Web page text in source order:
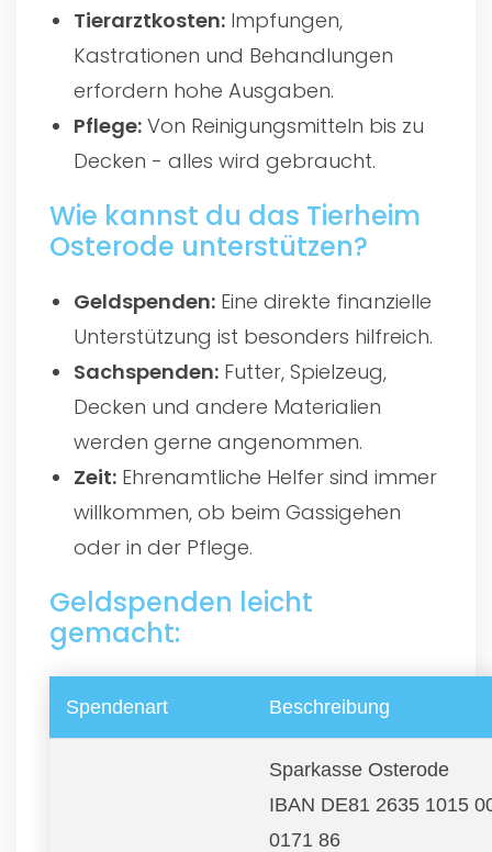
Tierarztkosten: Impfungen,
Kastrationen und Behandlungen
erfordern hohe Ausgaben.
Pflege: Von Reinigungsmitteln bis zu
Decken - alles wird gebraucht.
Wie kannst du das Tierheim
Osterode unterstützen?
Geldspenden: Eine direkte finanzielle
Unterstützung ist besonders hilfreich.
Sachspenden: Futter, Spielzeug,
Decken und andere Materialien
werden gerne angenommen.
Zeit: Ehrenamtliche Helfer sind immer
willkommen, ob beim Gassigehen
oder in der Pflege.
Geldspenden leicht
gemacht:
Spendenart Beschreibung
Sparkasse Osterode
IBAN DE81 2635 1015
0171 86